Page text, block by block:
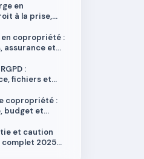
en
à la prise,
en 2026
en copropriété :
assurance et
:
fichiers et
copropriété :
budget et
et caution
complet 2025
propriétaires